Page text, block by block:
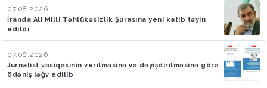
07.08.2026
İranda Ali Milli Təhlükəsizlik Şurasına yeni katib təyin
edildi
07.08.2026
Jurnalist vəsiqəsinin verilməsinə və dəyişdirilməsinə görə
ödəniş ləğv edilib